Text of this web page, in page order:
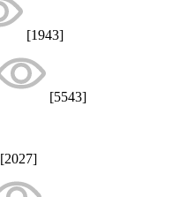
[1943]
[5543]
[2027]